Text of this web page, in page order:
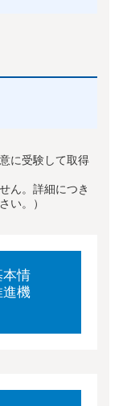
に受験して取得
ん。詳細につき
い。）
本情
進機